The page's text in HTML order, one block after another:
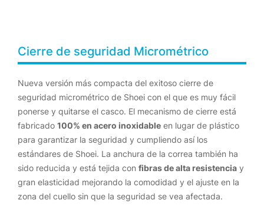
Cierre de seguridad Micrométrico
Nueva versión más compacta del exitoso cierre de
seguridad micrométrico de Shoei con el que es muy fácil
ponerse y quitarse el casco. El mecanismo de cierre está
fabricado 100% en acero inoxidable en lugar de plástico
para garantizar la seguridad y cumpliendo así los
estándares de Shoei. La anchura de la correa también ha
sido reducida y está tejida con fibras de alta resistencia y
gran elasticidad mejorando la comodidad y el ajuste en la
zona del cuello sin que la seguridad se vea afectada.